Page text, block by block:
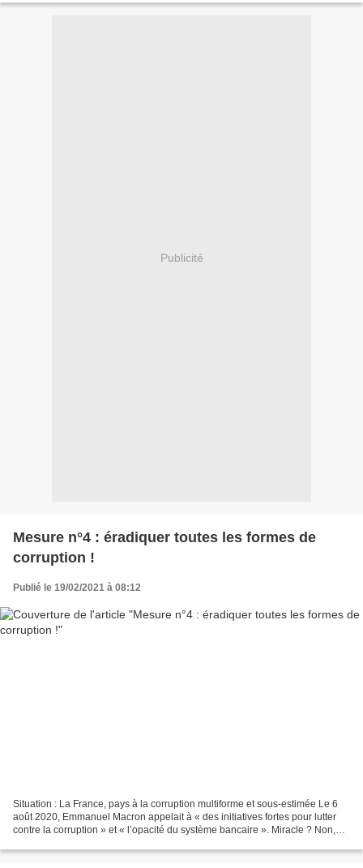
Publicité
Mesure n°4 : éradiquer toutes les formes de
corruption !
Publié le 19/02/2021 à 08:12
Situation : La France, pays à la corruption multiforme et sous-estimée Le 6
août 2020, Emmanuel Macron appelait à « des initiatives fortes pour lutter
contre la corruption » et « l’opacité du système bancaire ». Miracle ? Non,